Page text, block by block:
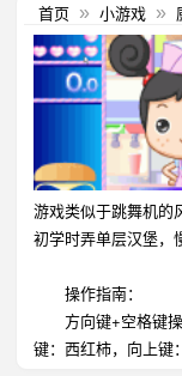
首页 » 小游戏 »
游戏类似于跳舞机的
初学时弄单层汉堡，
操作指南：
方向键+空格键操
键：西红柿，向上键